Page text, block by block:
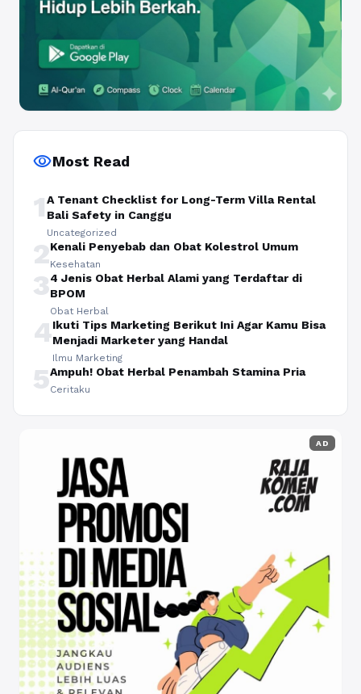
visibilityMost Read
1A Tenant Checklist for Long-Term Villa Rental
Bali Safety in Canggu
Uncategorized
2Kenali Penyebab dan Obat Kolestrol Umum
Kesehatan
34 Jenis Obat Herbal Alami yang Terdaftar di
BPOM
Obat Herbal
4Ikuti Tips Marketing Berikut Ini Agar Kamu Bisa
Menjadi Marketer yang Handal
Ilmu Marketing
5Ampuh! Obat Herbal Penambah Stamina Pria
Ceritaku
AD